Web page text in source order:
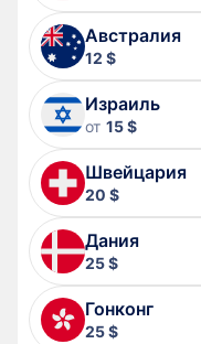
Австралия
12 $
Израиль
от 15 $
Швейцария
20 $
Дания
25 $
Гонконг
25 $